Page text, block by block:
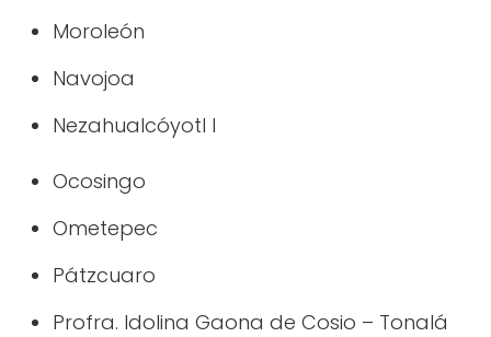
Moroleón
Navojoa
Nezahualcóyotl I
Ocosingo
Ometepec
Pátzcuaro
Profra. Idolina Gaona de Cosio – Tonalá